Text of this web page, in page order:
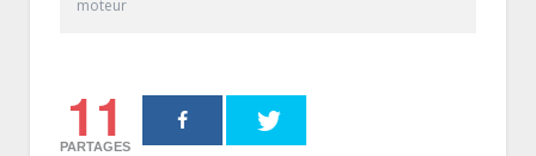
moteur
11
PARTAGES